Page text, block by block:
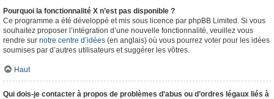
Pourquoi la fonctionnalité X n’est pas disponible ?
Ce programme a été développé et mis sous licence par phpBB Limited. Si vous
souhaitez proposer l’intégration d’une nouvelle fonctionnalité, veuillez vous
rendre sur notre centre d’idées (en anglais) où vous pourrez voter pour les idées
soumises par d’autres utilisateurs et suggérer les vôtres.
Haut
Qui dois-je contacter à propos de problèmes d’abus ou d’ordres légaux liés à